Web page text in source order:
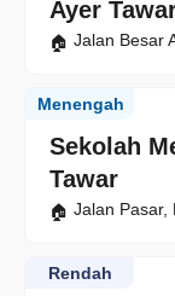
Ayer
Jalan Besar
Sekolah
Tawar
Menengah
Jalan Pasar,
Rendah